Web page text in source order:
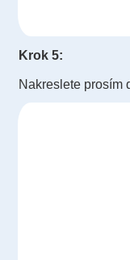
Krok 5:
Nakreslete prosím